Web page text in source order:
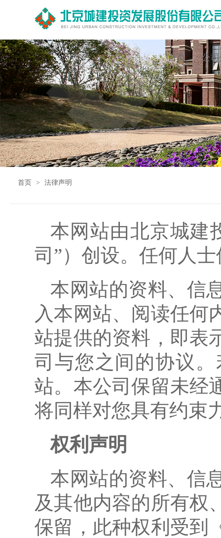
首页 公
首页 > 法律声明
本网站由北京城建
司”）创设。任何人
本网站的资料、信
入本网站、阅读任何
站提供的资料，即表
司与您之间的协议
站。本公司保留未经
将同样对您具有约束
权利声明
本网站的资料、信
及其他内容的所有权
保留，此种权利受到